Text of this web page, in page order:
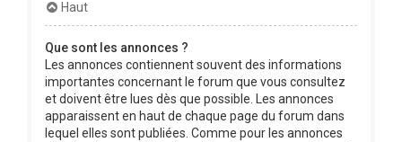
Haut
Que sont les annonces ?
Les annonces contiennent souvent des informations
importantes concernant le forum que vous consultez
et doivent être lues dès que possible. Les annonces
apparaissent en haut de chaque page du forum dans
lequel elles sont publiées. Comme pour les annonces